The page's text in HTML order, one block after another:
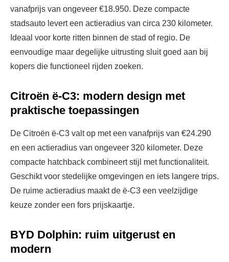
vanafprijs van ongeveer €18.950. Deze compacte
stadsauto levert een actieradius van circa 230 kilometer.
Ideaal voor korte ritten binnen de stad of regio. De
eenvoudige maar degelijke uitrusting sluit goed aan bij
kopers die functioneel rijden zoeken.
Citroën ë-C3: modern design met
praktische toepassingen
De Citroën ë-C3 valt op met een vanafprijs van €24.290
en een actieradius van ongeveer 320 kilometer. Deze
compacte hatchback combineert stijl met functionaliteit.
Geschikt voor stedelijke omgevingen en iets langere trips.
De ruime actieradius maakt de ë-C3 een veelzijdige
keuze zonder een fors prijskaartje.
BYD Dolphin: ruim uitgerust en
modern